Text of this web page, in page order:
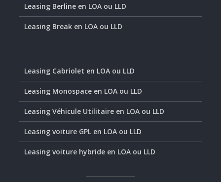
Leasing Berline en LOA ou LLD
Leasing Break en LOA ou LLD
Leasing Cabriolet en LOA ou LLD
Leasing Monospace en LOA ou LLD
Leasing Véhicule Utilitaire en LOA ou LLD
Leasing voiture GPL en LOA ou LLD
Leasing voiture hybride en LOA ou LLD